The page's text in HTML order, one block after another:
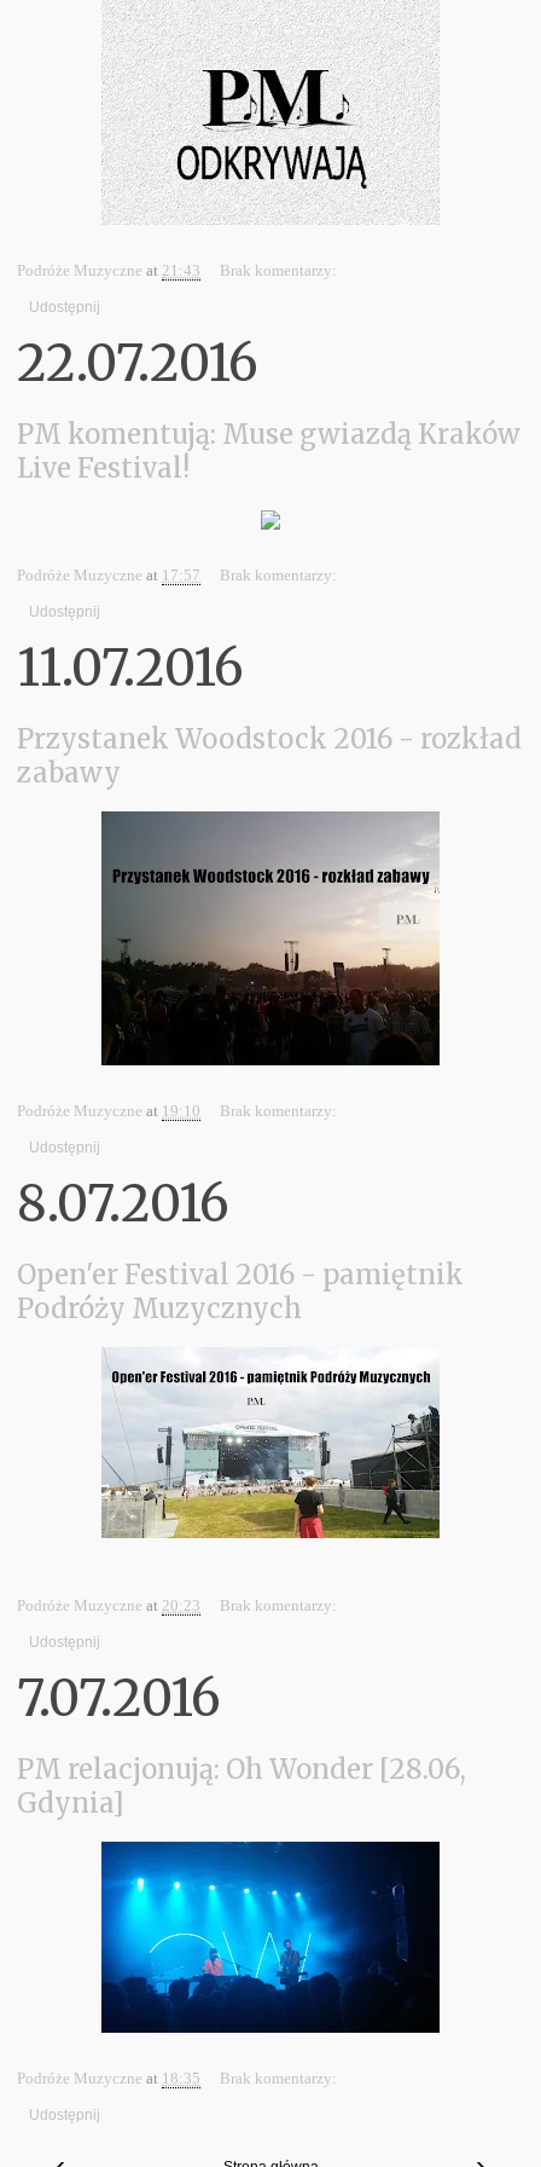
Podróże Muzyczne at 21:43 Brak komentarzy:
Udostępnij
22.07.2016
PM komentują: Muse gwiazdą Kraków
Live Festival!
Podróże Muzyczne at 17:57 Brak komentarzy:
Udostępnij
11.07.2016
Przystanek Woodstock 2016 - rozkład
zabawy
Podróże Muzyczne at 19:10 Brak komentarzy:
Udostępnij
8.07.2016
Open'er Festival 2016 - pamiętnik
Podróży Muzycznych
Podróże Muzyczne at 20:23 Brak komentarzy:
Udostępnij
7.07.2016
PM relacjonują: Oh Wonder [28.06,
Gdynia]
Podróże Muzyczne at 18:35 Brak komentarzy:
Udostępnij